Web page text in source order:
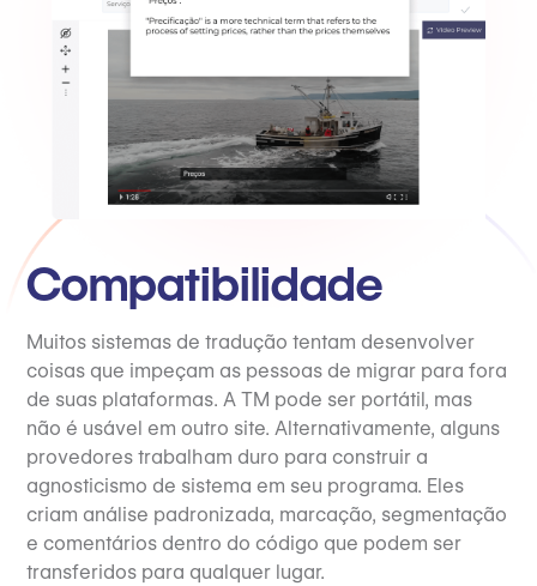
Compatibilidade
Muitos sistemas de tradução tentam desenvolver
coisas que impeçam as pessoas de migrar para fora
de suas plataformas. A TM pode ser portátil, mas
não é usável em outro site. Alternativamente, alguns
provedores trabalham duro para construir a
agnosticismo de sistema em seu programa. Eles
criam análise padronizada, marcação, segmentação
e comentários dentro do código que podem ser
transferidos para qualquer lugar.